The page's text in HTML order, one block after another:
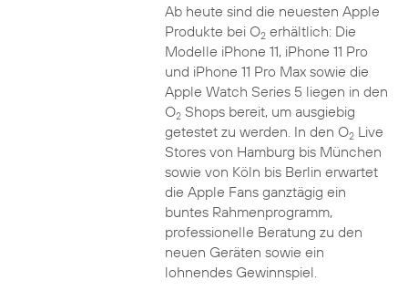
Ab heute sind die neuesten Apple
Produkte bei O2erhältlich: Die
Modelle iPhone 11, iPhone 11 Pro
und iPhone 11 Pro Max sowie die
Apple Watch Series 5 liegen in den
O2Shops bereit, um ausgiebig
getestet zu werden. In den O2Live
Stores von Hamburg bis München
sowie von Köln bis Berlin erwartet
die Apple Fans ganztägig ein
buntes Rahmenprogramm,
professionelle Beratung zu den
neuen Geräten sowie ein
lohnendes Gewinnspiel.